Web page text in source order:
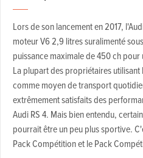
Lors de son lancement en 2017,
moteur V6 2,9 litres suralimenté
puissance maximale de 450 ch
La plupart des propriétaires
comme moyen de transport
extrêmement satisfaits des
Audi RS 4. Mais bien entendu,
pourrait être un peu plus sportive.
Pack Compétition et le Pack